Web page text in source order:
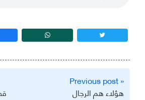
تصفّح
المقالات
« Previous post
هؤلاء هم الرجال